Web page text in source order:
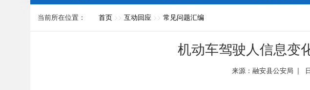
当前所在位置： 首页 >> 互动回应 >> 常见问题汇编
机动车驾驶人信息变
来源：融安县公安局 |